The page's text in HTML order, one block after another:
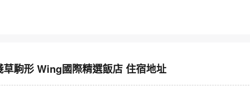
草駒形 Wing國際精選飯店 住宿地址